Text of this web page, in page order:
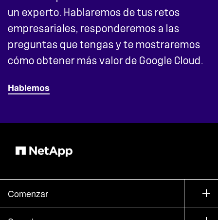
un experto. Hablaremos de tus retos
empresariales, responderemos a las
preguntas que tengas y te mostraremos
cómo obtener más valor de Google Cloud.
Hablemos
Comenzar
Cómo comprar